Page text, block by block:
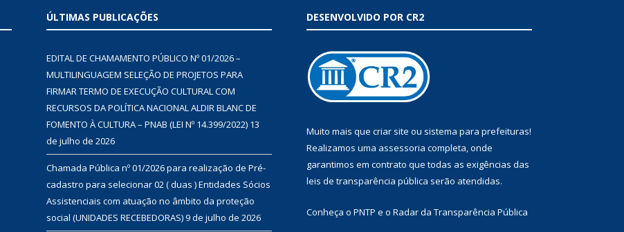
ÚLTIMAS PUBLICAÇÕES
EDITAL DE CHAMAMENTO PÚBLICO Nº 01/2026 –
MULTILINGUAGEM SELEÇÃO DE PROJETOS PARA
FIRMAR TERMO DE EXECUÇÃO CULTURAL COM
RECURSOS DA POLÍTICA NACIONAL ALDIR BLANC DE
FOMENTO À CULTURA – PNAB (LEI Nº 14.399/2022) 13
de julho de 2026
Chamada Pública nº 01/2026 para realização de Pré-
cadastro para selecionar 02 ( duas ) Entidades Sócios
Assistenciais com atuação no âmbito da proteção
social (UNIDADES RECEBEDORAS)9 de julho de 2026
DESENVOLVIDO POR CR2
Muito mais que criar site ou sistema para prefeituras!
Realizamos uma assessoria completa, onde
garantimos em contrato que todas as exigências das
leis de transparência pública serão atendidas.
Conheça o PNTP e o Radar da Transparência Pública